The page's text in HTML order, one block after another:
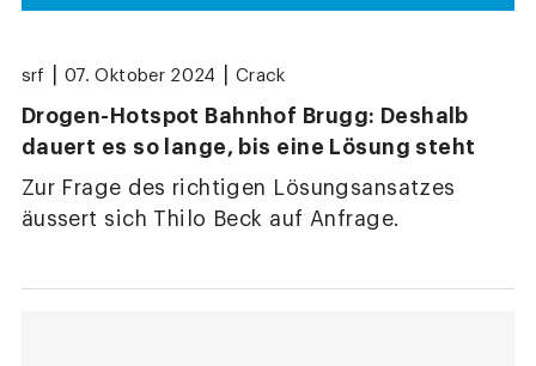
srf 07. Oktober 2024 Crack
Drogen-Hotspot Bahnhof Brugg: Deshalb
dauert es so lange, bis eine Lösung steht
Zur Frage des richtigen Lösungsansatzes
äussert sich Thilo Beck auf Anfrage.